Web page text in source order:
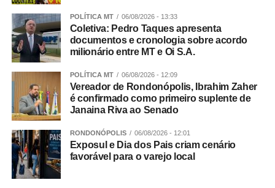
Entulhos (DME). Restos de construção civil também não
são coletados em casa e devem ser recolhidos por
empresas especializadas nesta coleta. Se for pouco
volume, o próprio morador pode levar os resíduos de
semana (inclusive aos fins de semana), das 6h às 18h.
Veja Mais:
de Cuiabá irão oferecer descontos de até 70%
Resíduos industriais não são recolhidos de forma alguma
e devem ter uma destinação específica.
POLÍTICA MT 06/08/2026 - 13:33
Coletiva: Pedro Taques apresenta
documentos e cronologia sobre acordo
milionário entre MT e Oi S.A.
POLÍTICA MT 06/08/2026 - 12:09
Vereador de Rondonópolis, Ibrahim Zaher
é confirmado como primeiro suplente de
Janaina Riva ao Senado
RONDONÓPOLIS 06/08/2026 - 12:01
Exposul e Dia dos Pais criam cenário
favorável para o varejo local